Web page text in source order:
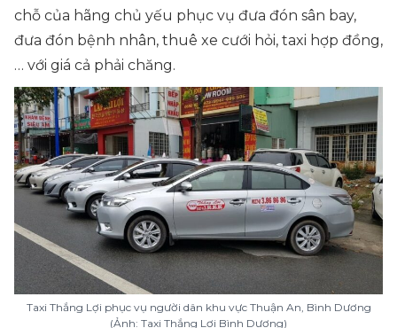
chỗ của hãng chủ yếu phục vụ đưa đón sân bay,
đưa đón bệnh nhân, thuê xe cưới hỏi, taxi hợp đồng,
… với giá cả phải chăng.
Taxi Thắng Lợi phục vụ người dân khu vực Thuận An, Bình Dương
(Ảnh: Taxi Thắng Lợi Bình Dương)